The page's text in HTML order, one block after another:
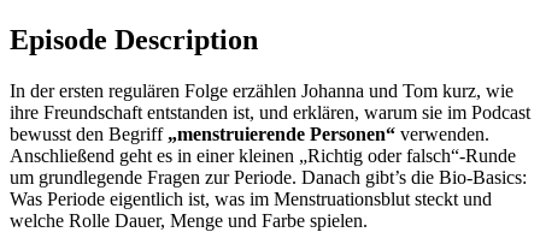
Episode Description
In der ersten regulären Folge erzählen Johanna und Tom kurz, wie
ihre Freundschaft entstanden ist, und erklären, warum sie im Podcast
bewusst den Begriff „menstruierende Personen“ verwenden.
Anschließend geht es in einer kleinen „Richtig oder falsch“-Runde
um grundlegende Fragen zur Periode. Danach gibt’s die Bio-Basics:
Was Periode eigentlich ist, was im Menstruationsblut steckt und
welche Rolle Dauer, Menge und Farbe spielen.